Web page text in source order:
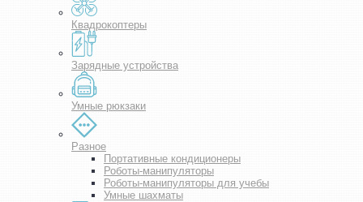
Квадрокоптеры
Зарядные устройства
Умные рюкзаки
Разное
Портативные кондиционеры
Роботы-манипуляторы
Роботы-манипуляторы для учебы
Умные шахматы